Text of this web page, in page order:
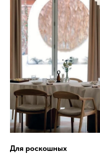
Для роскошных